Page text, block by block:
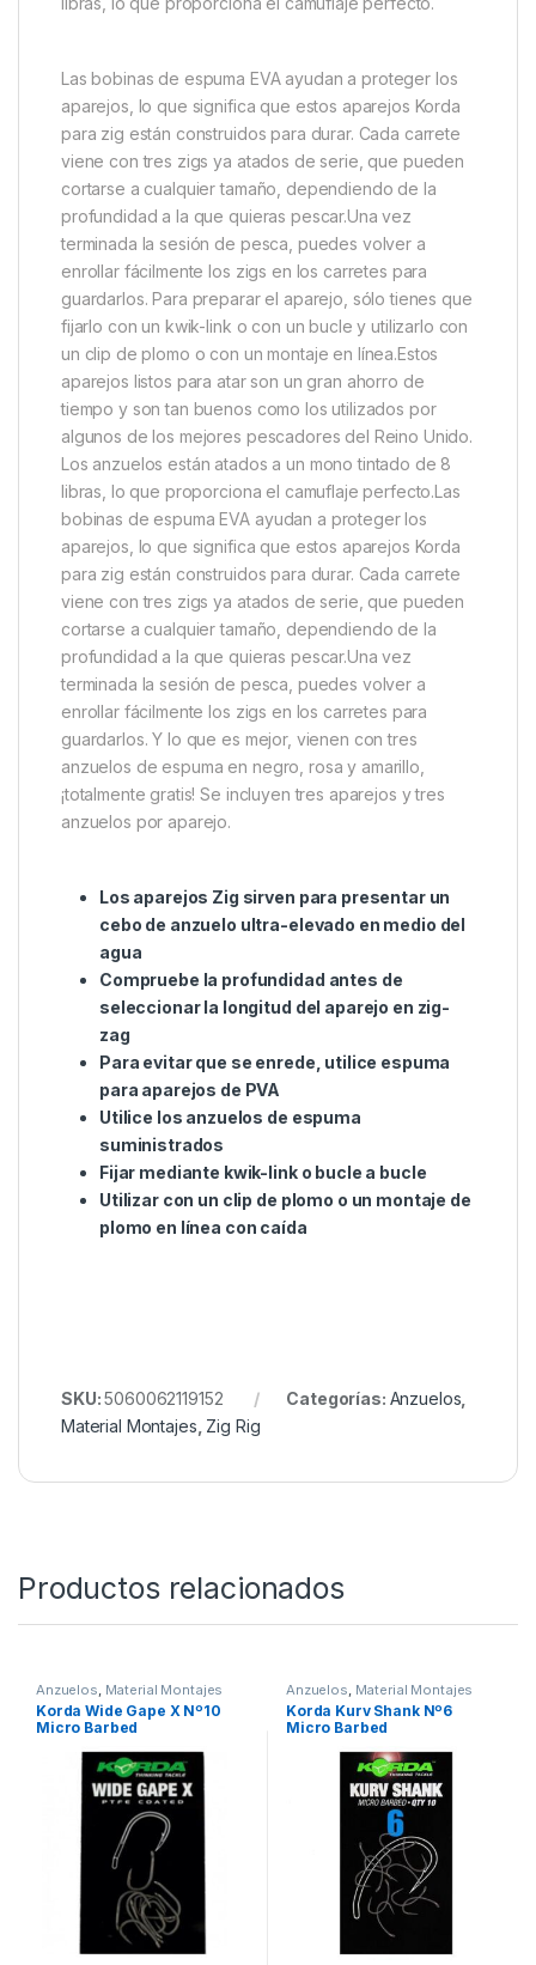
para mejorar tus posibilidades de conseguir una
montajes en zig-zag se han diseñado pensando en
la sencillez. Para preparar el aparejo, sólo tienes que
fijarlo con un kwik-link o con un bucle y utilizarlo con
un clip de plomo o con un montaje en línea.Estos
aparejos listos para atar son un gran ahorro de
tiempo y son tan buenos como los utilizados por
algunos de los mejores pescadores del Reino Unido.
Los anzuelos están atados a un mono tintado de 8
libras, lo que proporciona el camuflaje perfecto.
Las bobinas de espuma EVA ayudan a proteger los
aparejos, lo que significa que estos aparejos Korda
para zig están construidos para durar. Cada carrete
viene con tres zigs ya atados de serie, que pueden
profundidad a la que quieras pescar.Una vez
terminada la sesión de pesca, puedes volver a
enrollar fácilmente los zigs en los carretes para
guardarlos. Para preparar el aparejo, sólo tienes que
fijarlo con un kwik-link o con un bucle y utilizarlo con
un clip de plomo o con un montaje en línea.Estos
aparejos listos para atar son un gran ahorro de
tiempo y son tan buenos como los utilizados por
algunos de los mejores pescadores del Reino Unido.
Los anzuelos están atados a un mono tintado de 8
libras, lo que proporciona el camuflaje perfecto.Las
bobinas de espuma EVA ayudan a proteger los
aparejos, lo que significa que estos aparejos Korda
viene con tres zigs ya atados de serie, que pueden
cortarse a cualquier tamaño, dependiendo de la
profundidad a la que quieras pescar.Una vez
terminada la sesión de pesca, puedes volver a
enrollar fácilmente los zigs en los carretes para
guardarlos. Y lo que es mejor, vienen con tres
anzuelos de espuma en negro, rosa y amarillo,
¡totalmente gratis! Se incluyen tres aparejos y tres
anzuelos por aparejo.
Los aparejos Zig sirven para presentar un
cebo de anzuelo ultra-elevado en medio del
agua
Utilice los anzuelos de espuma
suministrados
Utilizar con un clip de plomo o un montaje de
SKU: 5060062119152 Categorías:Anzuelos,
Material Montajes,Zig Rig
Productos relacionados